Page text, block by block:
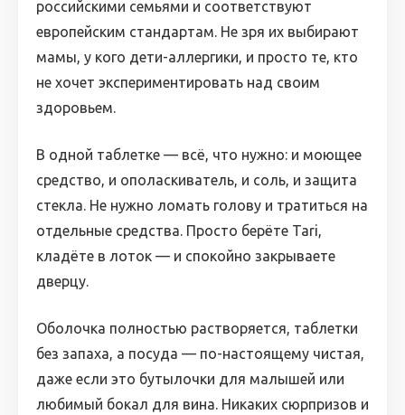
российскими семьями и соответствуют
европейским стандартам. Не зря их выбирают
мамы, у кого дети-аллергики, и просто те, кто
не хочет экспериментировать над своим
здоровьем.
В одной таблетке — всё, что нужно: и моющее
средство, и ополаскиватель, и соль, и защита
стекла. Не нужно ломать голову и тратиться на
отдельные средства. Просто берёте Tari,
кладёте в лоток — и спокойно закрываете
дверцу.
Оболочка полностью растворяется, таблетки
без запаха, а посуда — по-настоящему чистая,
даже если это бутылочки для малышей или
любимый бокал для вина. Никаких сюрпризов и